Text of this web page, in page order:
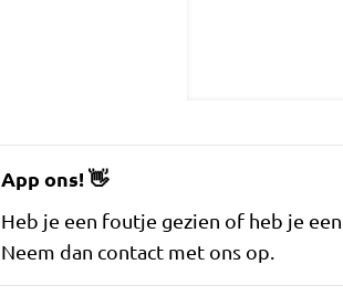
App ons!👋
Heb je een foutje gezien of heb je
Neem dan contact met ons op.